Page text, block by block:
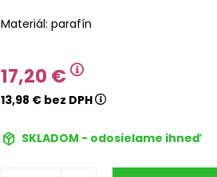
Materiál: parafín
17,20 €
13,98 € bez DPH
SKLADOM - odosielame ihneď